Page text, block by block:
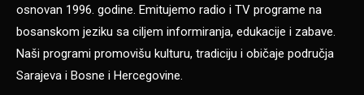
osnovan 1996. godine. Emitujemo radio i TV programe na
bosanskom jeziku sa ciljem informiranja, edukacije i zabave.
Naši programi promovišu kulturu, tradiciju i običaje područja
Sarajeva i Bosne i Hercegovine.